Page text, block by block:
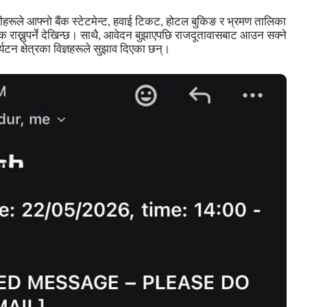
आफ्नो बैंक स्टेटमेन्ट, हवाई टिकट, होटल बुकिङ र भ्रमण तालिका
राख्नुपर्ने देखिन्छ। साथै, आवेदन बुझाएपछि राजदूतावासबाट आउन सक्ने
क्षेत्रका विज्ञहरूले सुझाव दिएका छन्।